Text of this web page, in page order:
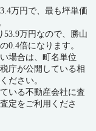
万円で、最も坪単価
53.9万円なので、勝山
0.4倍になります。
場合は、町名単位
庁が公開している相
ださい。
いる不動産会社に査
定をご利用くださ